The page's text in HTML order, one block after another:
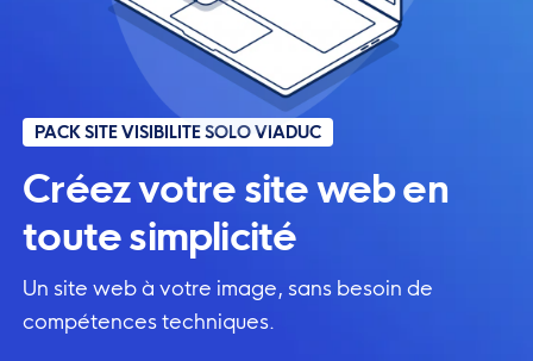
PACK SITE VISIBILITE SOLO VIADUC
Créez votre site web en
toute simplicité
Un site web à votre image, sans besoin de
compétences techniques.